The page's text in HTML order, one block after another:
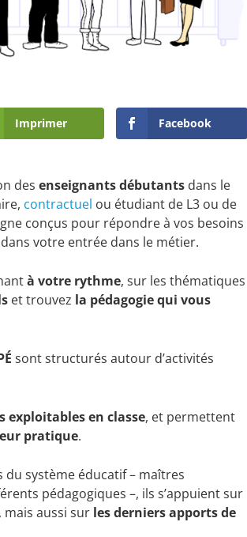
Imprimer Facebook
des enseignants débutants dans le
contractuel ou étudiant de L3 ou de
conçus pour répondre à vos besoins
votre entrée dans le métier.
à votre rythme, sur les thématiques
et trouvez la pédagogie qui vous
sont structurés autour d’activités
exploitables en classe, et permettent
pratique.
système éducatif – maîtres
pédagogiques –, ils s’appuient sur
, mais aussi sur les derniers apports de